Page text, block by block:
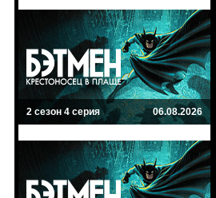
2 сезон 4 серия 06.08.2026